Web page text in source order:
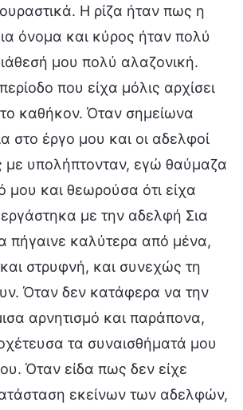
Η ρίζα ήταν πως η
όνομα και κύρος ήταν πολύ
μου πολύ αλαζονική.
που είχα μόλις αρχίσει
καθήκον. Όταν σημείωνα
στο έργο μου και οι αδελφοί
με υπολήπτονταν, εγώ θαύμαζα
μου και θεωρούσα ότι είχα
με την αδελφή Σια
πήγαινε καλύτερα από μένα,
στρυφνή, και συνεχώς τη
Όταν δεν κατάφερα να την
αρνητισμό και παράπονα,
τα συναισθήματά μου
Όταν είδα πως δεν είχε
εκείνων των αδελφών,